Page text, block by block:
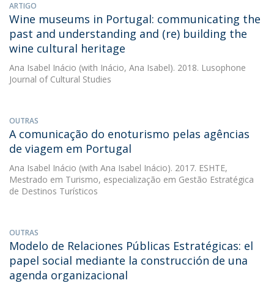
ARTIGO
Wine museums in Portugal: communicating the
past and understanding and (re) building the
wine cultural heritage
Ana Isabel Inácio (with Inácio, Ana Isabel). 2018. Lusophone
Journal of Cultural Studies
OUTRAS
A comunicação do enoturismo pelas agências
de viagem em Portugal
Ana Isabel Inácio (with Ana Isabel Inácio). 2017. ESHTE,
Mestrado em Turismo, especialização em Gestão Estratégica
de Destinos Turísticos
OUTRAS
Modelo de Relaciones Públicas Estratégicas: el
papel social mediante la construcción de una
agenda organizacional